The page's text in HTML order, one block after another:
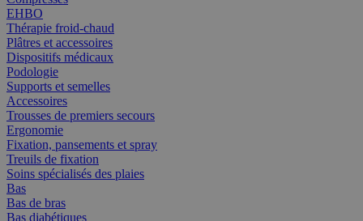
EHBO
Thérapie froid-chaud
Plâtres et accessoires
Dispositifs médicaux
Podologie
Supports et semelles
Accessoires
Trousses de premiers secours
Ergonomie
Fixation, pansements et spray
Treuils de fixation
Soins spécialisés des plaies
Bas
Bas de bras
Bas diabétiques